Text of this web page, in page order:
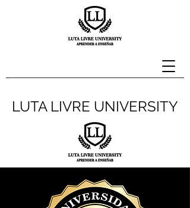
LUTA LIVRE UNIVERSITY